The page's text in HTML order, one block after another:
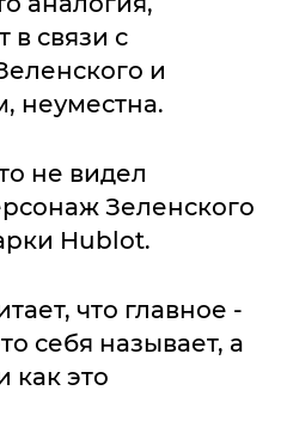
в связи с
и
неуместна.
не видел
Зеленского
Hublot.
что главное -
себя называет, а
как это